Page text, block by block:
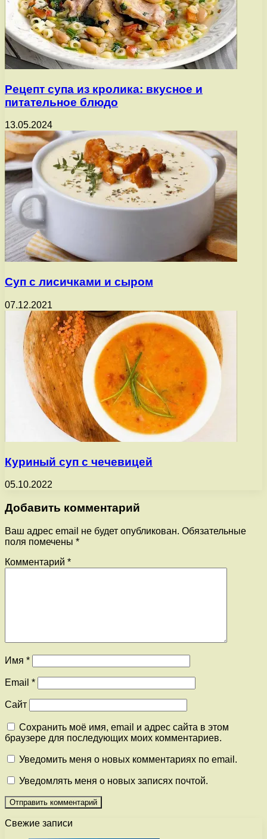
Рецепт супа из кролика: вкусное и
питательное блюдо
13.05.2024
Суп с лисичками и сыром
07.12.2021
Куриный суп с чечевицей
05.10.2022
Добавить комментарий
Ваш адрес email не будет опубликован. Обязательные
поля помечены *
Комментарий *
Имя *
Email *
Сайт
Сохранить моё имя, email и адрес сайта в этом
браузере для последующих моих комментариев.
Уведомить меня о новых комментариях по email.
Уведомлять меня о новых записях почтой.
Свежие записи